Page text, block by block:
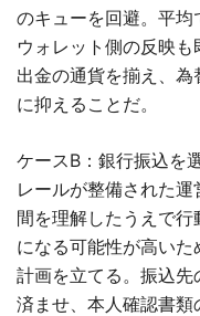
のキューを回避。平均
ウォレット側の反映
出金の通貨を揃え、
に抑えることだ。
ケースB：銀行振込を
レールが整備された運
間を理解したうえで
になる可能性が高い
計画を立てる。振込
済ませ、本人確認書